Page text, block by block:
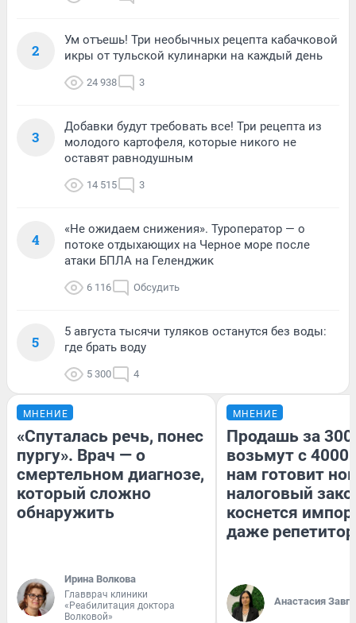
2
Ум отъешь! Три необычных рецепта кабачковой
икры от тульской кулинарки на каждый день
24 938 3
3
Добавки будут требовать все! Три рецепта из
молодого картофеля, которые никого не
оставят равнодушным
14 515 3
4
«Не ожидаем снижения». Туроператор — о
потоке отдыхающих на Черное море после
атаки БПЛА на Геленджик
6 116 Обсудить
5
5 августа тысячи туляков останутся без воды:
где брать воду
5 300 4
МНЕНИЕ
«Спуталась речь, понес
пургу». Врач — о
смертельном диагнозе,
который сложно
обнаружить
Ирина Волкова
Главврач клиники
«Реабилитация доктора
Волковой»
МНЕНИЕ
Продашь за
возьмут с
нам готовит
налоговый
коснется
даже
Анастасия